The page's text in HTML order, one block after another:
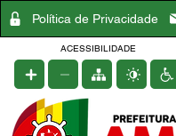
Política de Privacidade
ACESSIBILIDADE